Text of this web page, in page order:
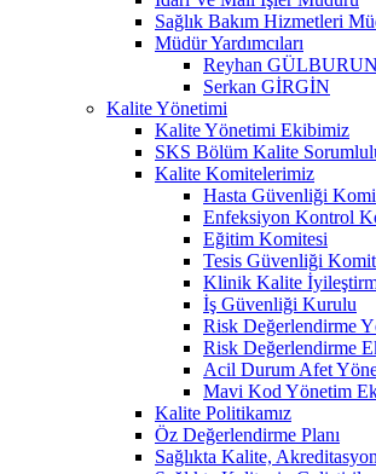
Sağlık Bakım Hizmetleri
Müdür Yardımcıları
Reyhan GÜLBURUN
Serkan GİRGİN
Kalite Yönetimi
Kalite Yönetimi Ekibimiz
SKS Bölüm Kalite
Kalite Komitelerimiz
Hasta Güvenliği
Enfeksiyon Kontrol
Eğitim Komitesi
Tesis Güvenliği
Klinik Kalite
İş Güvenliği Kurulu
Risk Değerlendirme
Risk Değerlendirme
Acil Durum Afet
Mavi Kod Yönetim
Kalite Politikamız
Öz Değerlendirme Planı
Sağlıkta Kalite,